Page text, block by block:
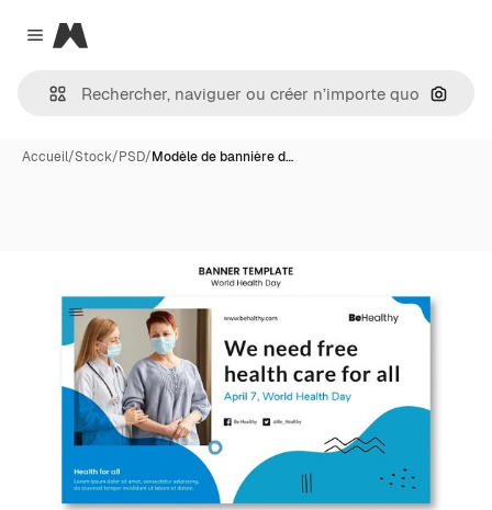
Close menu
Magnific
Accueil/Stock/PSD/Modèle de bannière d…